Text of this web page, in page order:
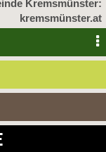
Kremsmünster:
kremsmünster.at